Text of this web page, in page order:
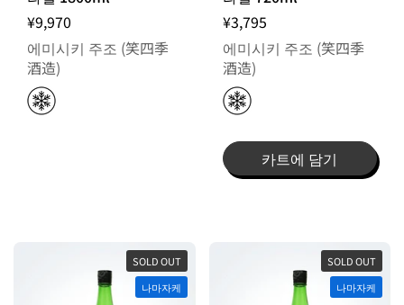
¥9,970
에미시키 주조 (笑四季
酒造)
¥3,795
에미시키 주조 (笑四季
酒造)
카트에 담기
SOLD OUT
나마자케
SOLD OUT
나마자케